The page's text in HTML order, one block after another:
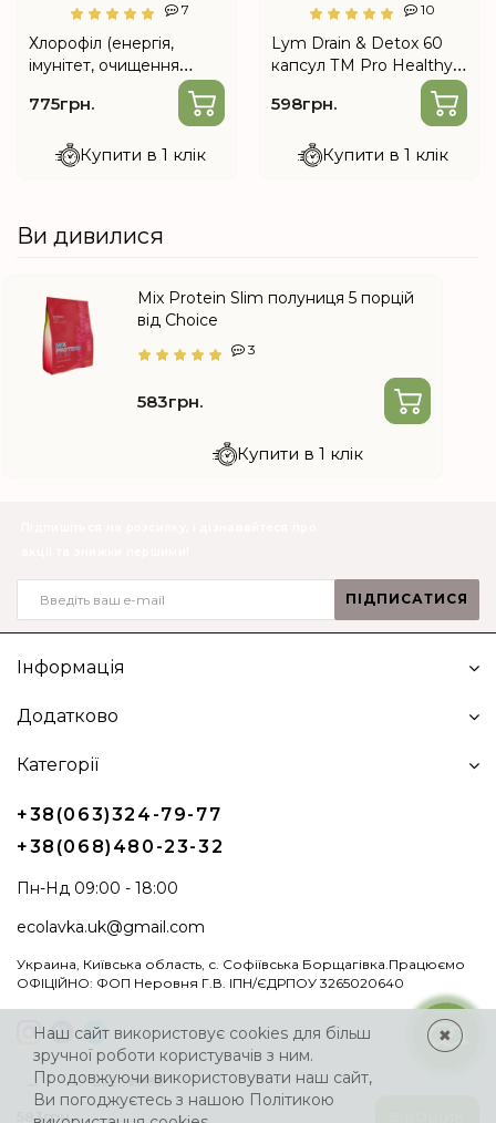
583грн.
7
Хлорофіл (енергія,
імунітет, очищення
організму) від Choice
775грн.
Купити в 1 клік
10
Lym Drain & Detox 60
капсул ТМ Pro Healthy –
лімфодренаж і детокс
598грн.
Купити в 1 клік
Ви дивилися
Mix Protein Slim полуниця 5 порцій
від Choice
3
583грн.
Купити в 1 клік
ПІДПИСАТИСЯ
Інформація
Додатково
Категорії
+38(063)324-79-77
+38(068)480-23-32
Пн-Нд 09:00 - 18:00
ecolavka.uk@gmail.com
Украина, Київська область, с. Софіївська Борщагівка.Працюємо
ОФІЦІЙНО: ФОП Неровня Г.В. ІПН/ЄДРПОУ 3265020640
Наш сайт використовує cookies для більш
зручної роботи користувачів з ним.
Продовжуючи використовувати наш сайт,
Ви погоджуєтесь з нашою Політикою
✖